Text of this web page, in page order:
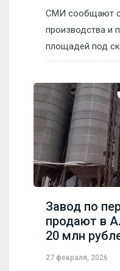
СМИ сообщают
производства и
площадей под
Завод по
продают в
20 млн
27 февраля, 2026